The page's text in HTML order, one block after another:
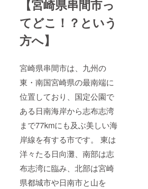
【宮崎県串間市っ
てどこ！？という
方へ】
宮崎県串間市は、九州の
東・南国宮崎県の最南端に
位置しており、国定公園で
ある日南海岸から志布志湾
まで77kmにも及ぶ美しい海
岸線を有する市です。 東は
洋々たる日向灘、南部は志
布志湾に臨み、北部は宮崎
県都城市や日南市と山を